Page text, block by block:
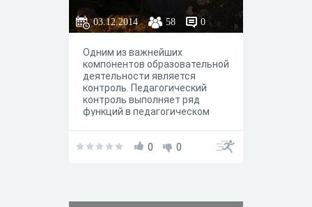
03.12.2014 58 0
Одним из важнейших
компонентов образовательной
деятельности является
контроль. Педагогический
контроль выполняет ряд
функций в педагогическом
развивающую, обучающую,
0 0